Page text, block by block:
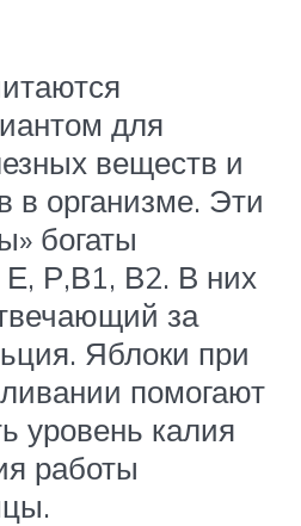
для
веществ и
в организме. Эти
богаты
Р,В1, В2. В них
за
Яблоки при
помогают
уровень калия
работы